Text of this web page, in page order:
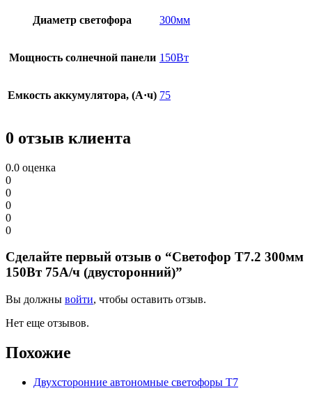
Диаметр светофора 300мм
Мощность солнечной панели 150Вт
Емкость аккумулятора, (А·ч) 75
0 отзыв клиента
0.0 оценка
0
0
0
0
0
Сделайте первый отзыв о “Светофор Т7.2 300мм
150Вт 75А/ч (двусторонний)”
Вы должны войти, чтобы оставить отзыв.
Нет еще отзывов.
Похожие
Двухсторонние автономные светофоры Т7